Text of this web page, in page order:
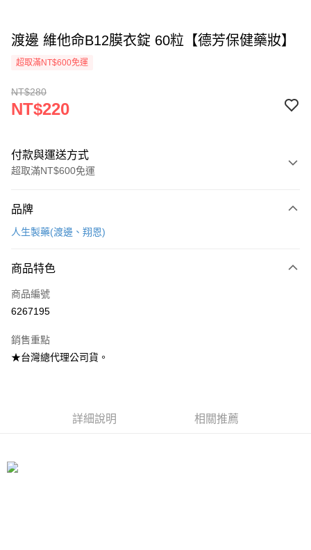
渡邊 維他命B12膜衣錠 60粒【德芳保健藥妝】
超取滿NT$600免運
NT$280
NT$220
付款與運送方式
超取滿NT$600免運
信用卡一次付款
LINE Pay
Apple Pay
悠遊付
AFTEE先享後付是「在收到商品之後才付款」的支付方式。 讓您購物簡單
３．安心：先確認商品／服務後，再付款。
全家取貨付款
品牌
人生製藥(渡邊、翔恩)
商品特色
商品編號
6267195
銷售重點
★台灣總代理公司貨。
詳細說明 相關推薦